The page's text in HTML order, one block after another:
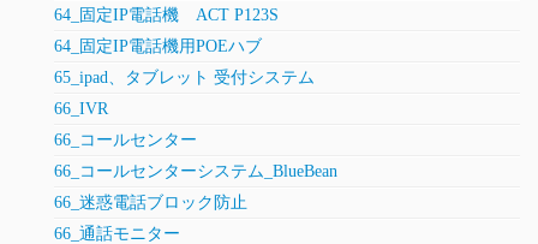
64_固定IP電話機 ACT P123S
64_固定IP電話機用POEハブ
65_ipad、タブレット 受付システム
66_IVR
66_コールセンター
66_コールセンターシステム_BlueBean
66_迷惑電話ブロック防止
66_通話モニター